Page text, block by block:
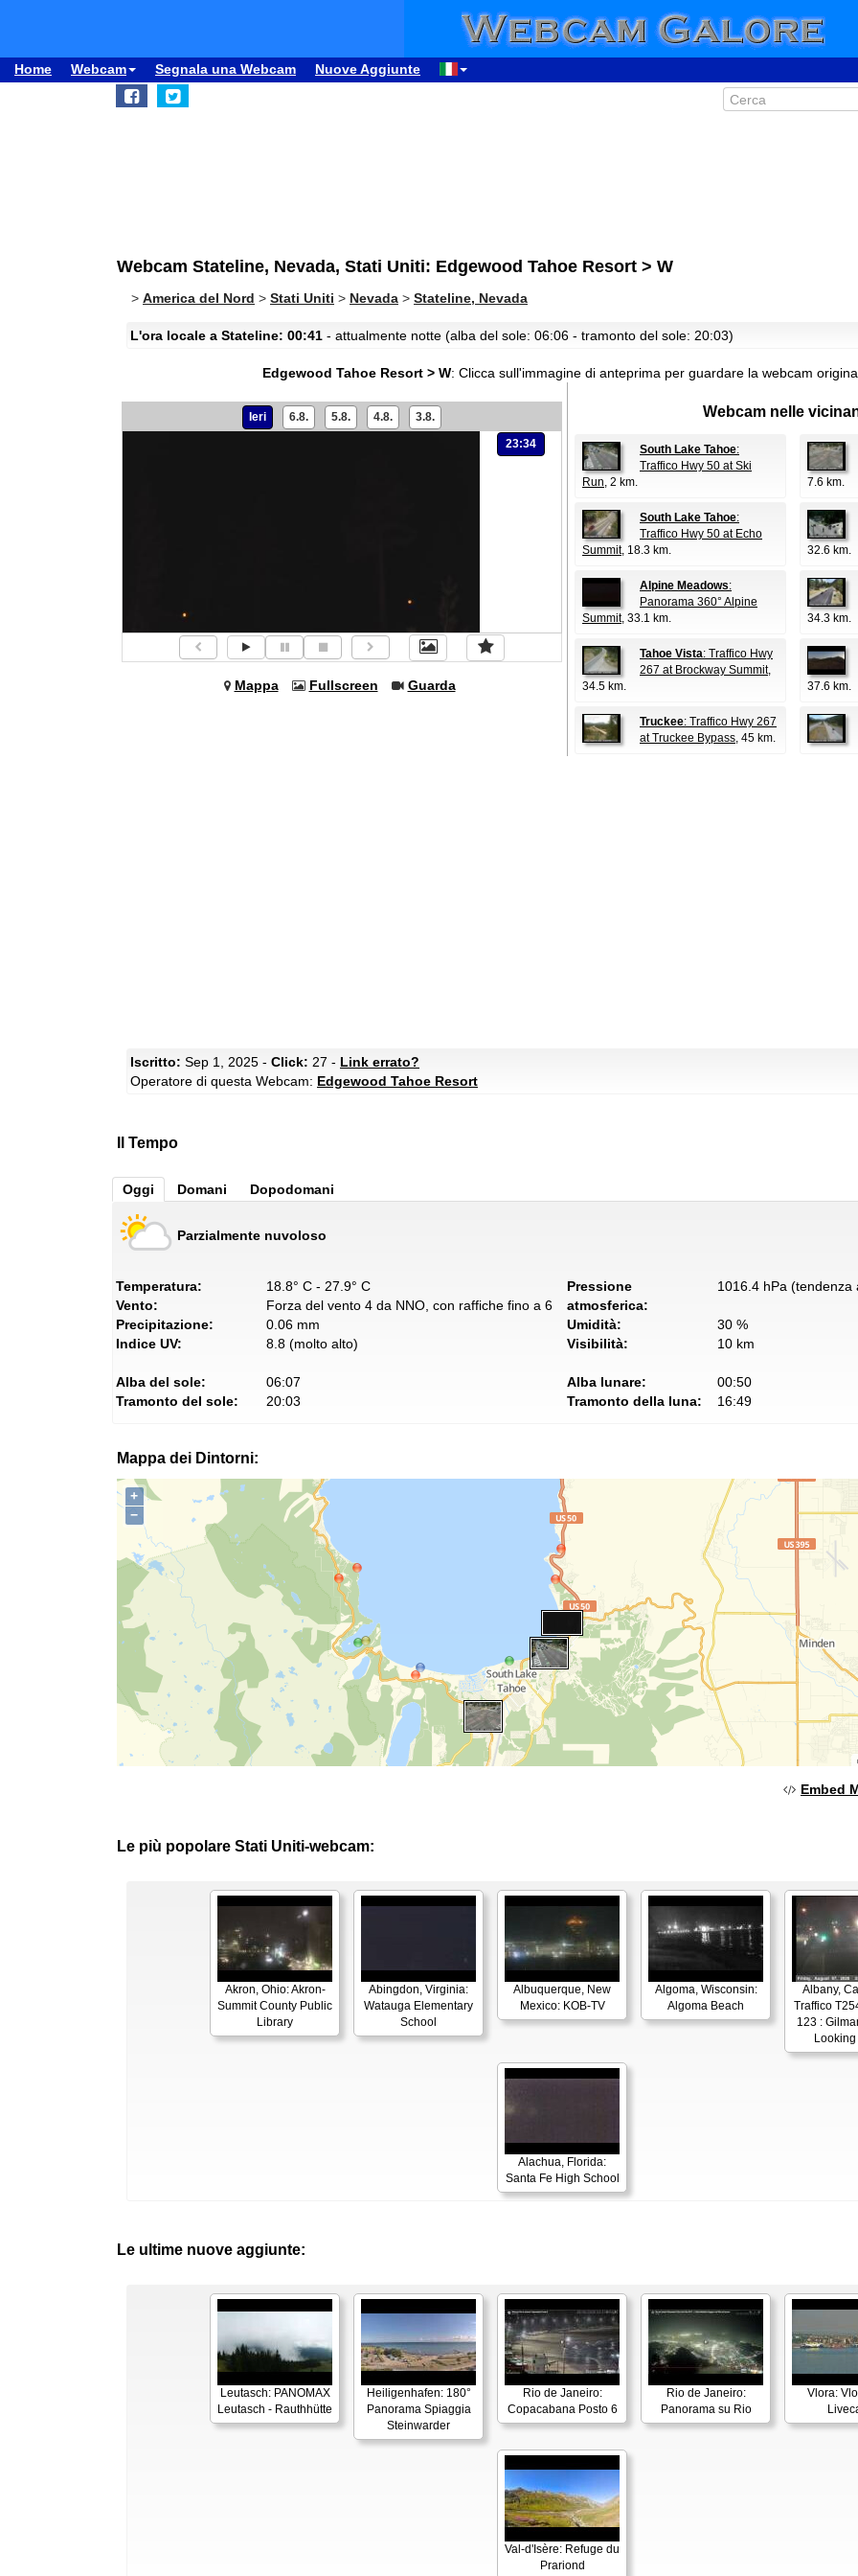
Home Webcam Segnala una Webcam Nuove Aggiunte
Webcam Stateline, Nevada, Stati Uniti: Edgewood Tahoe Resort > W
> America del Nord > Stati Uniti > Nevada > Stateline, Nevada
L'ora locale a Stateline: 00:41 - attualmente notte (alba del sole: 06:06 - tramonto del sole: 20:03)
Edgewood Tahoe Resort > W: Clicca sull'immagine di anteprima per guardare la webcam
Ieri 6.8. 5.8. 4.8. 3.8.
23:34
Mappa Fullscreen Guarda
Webcam nelle
South Lake Tahoe:
Traffico Hwy 50 at Ski
Run, 2 km.
7.6 km.
South Lake Tahoe:
Traffico Hwy 50 at Echo
Summit, 18.3 km.
32.6 km.
Alpine Meadows:
Panorama 360° Alpine
Summit, 33.1 km.
34.3 km.
Tahoe Vista: Traffico Hwy
267 at Brockway Summit,
34.5 km.
37.6 km.
Truckee: Traffico Hwy 267
at Truckee Bypass, 45 km.
Iscritto: Sep 1, 2025 - Click: 27 - Link errato?
Operatore di questa Webcam: Edgewood Tahoe Resort
Il Tempo
Oggi Domani Dopodomani
Parzialmente nuvoloso
Temperatura:
18.8° C - 27.9° C
Vento:
Forza del vento 4 da NNO, con raffiche fino a 6
Precipitazione:
0.06 mm
Indice UV:
8.8 (molto alto)
Pressione
atmosferica:
1016.4 hPa (tendenza
Umidità:
30 %
Visibilità:
10 km
Alba del sole:
06:07
Tramonto del sole:
20:03
Alba lunare:
00:50
Tramonto della luna:
16:49
Mappa dei Dintorni:
+
−
Embed
Le più popolare Stati Uniti-webcam:
Akron, Ohio: Akron-
Summit County Public
Library
Abingdon, Virginia:
Watauga Elementary
School
Albuquerque, New
Mexico: KOB-TV
Algoma, Wisconsin:
Algoma Beach
Albany,
Traffico
123 :
Alachua, Florida:
Santa Fe High School
Le ultime nuove aggiunte:
Leutasch: PANOMAX
Leutasch - Rauthhütte
Heiligenhafen: 180°
Panorama Spiaggia
Steinwarder
Rio de Janeiro:
Copacabana Posto 6
Rio de Janeiro:
Panorama su Rio
Vlora:
Val-d'Isère: Refuge du
Prariond